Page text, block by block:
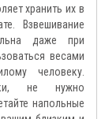
хранить их в
Взвешивание
даже при
весами
человеку.
не нужно
напольные